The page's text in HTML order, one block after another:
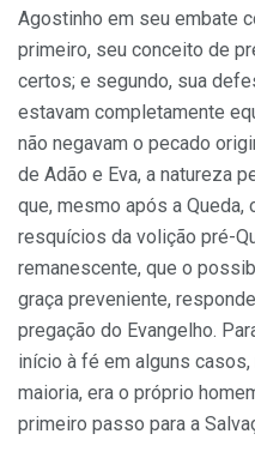
Agostinho em seu embate
primeiro, seu conceito de
certos; e segundo, sua
estavam completamente
não negavam o pecado
de Adão e Eva, a natureza
que, mesmo após a Queda,
resquícios da volição pré-
remanescente, que o
graça preveniente,
pregação do Evangelho.
início à fé em alguns
maioria, era o próprio
primeiro passo para a